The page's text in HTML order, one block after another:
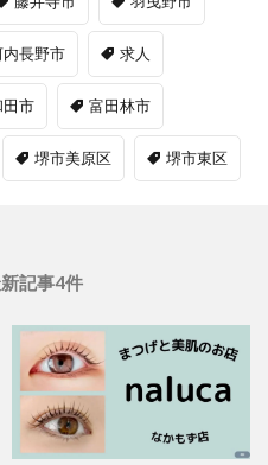
内長野市 求人
田市 富田林市
堺市美原区 堺市東区
記事4件